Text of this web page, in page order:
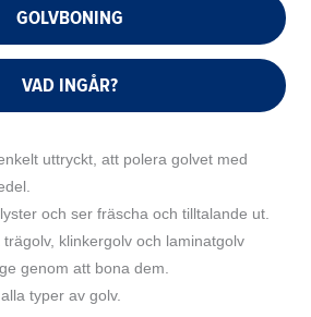
GOLVBONING
VAD INGÅR?
uttryckt, att polera golvet med
och ser fräscha och tilltalande ut.
klinkergolv och laminatgolv
genom att bona dem.
typer av golv.